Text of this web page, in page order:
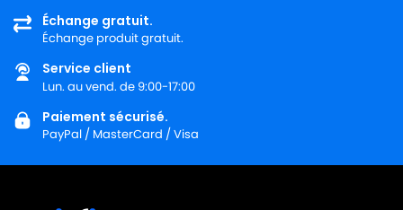
Échange gratuit.
Échange produit gratuit.
Service client
Lun. au vend. de 9:00-17:00
Paiement sécurisé.
PayPal / MasterCard / Visa